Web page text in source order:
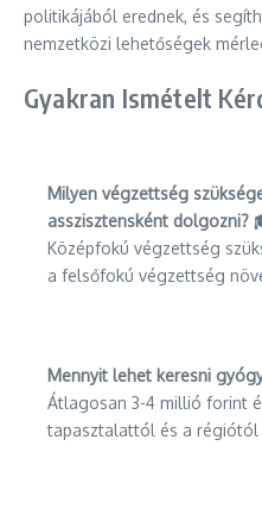
politikájából erednek, és
nemzetközi lehetőségek
Gyakran Ismételt
Milyen végzettség
asszisztensként dolgozni?
Középfokú végzettség
a felsőfokú végzettség
Mennyit lehet keresni
Átlagosan 3-4 millió forint
tapasztalattól és a